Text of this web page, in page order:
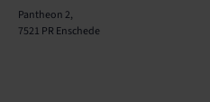
Pantheon 2,
7521 PR Enschede